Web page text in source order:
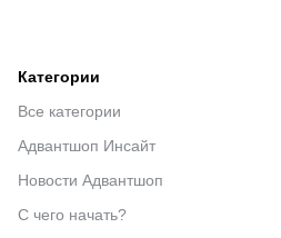
Категории
Все категории
Адвантшоп Инсайт
Новости Адвантшоп
С чего начать?